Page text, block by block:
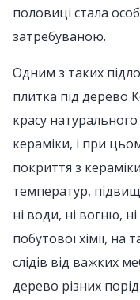
половиці стала
затребуваною.
Одним з таких
плитка під дерево
красу натурального
кераміки, і при
покриття з
температур,
ні води, ні вогню,
побутової хімії,
слідів від важких
дерево різних